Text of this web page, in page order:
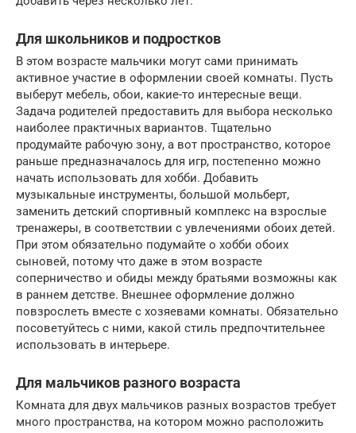
Для школьников и подростков
В этом возрасте мальчики могут сами принимать
активное участие в оформлении своей комнаты. Пусть
выберут мебель, обои, какие-то интересные вещи.
Задача родителей предоставить для выбора несколько
наиболее практичных вариантов. Тщательно
продумайте рабочую зону, а вот пространство, которое
раньше предназначалось для игр, постепенно можно
начать использовать для хобби. Добавить
музыкальные инструменты, большой мольберт,
заменить детский спортивный комплекс на взрослые
тренажеры, в соответствии с увлечениями обоих детей.
При этом обязательно подумайте о хобби обоих
сыновей, потому что даже в этом возрасте
соперничество и обиды между братьями возможны как
в раннем детстве. Внешнее оформление должно
повзрослеть вместе с хозяевами комнаты. Обязательно
посоветуйтесь с ними, какой стиль предпочтительнее
использовать в интерьере.
Для мальчиков разного возраста
Комната для двух мальчиков разных возрастов требует
много пространства, на котором можно расположить